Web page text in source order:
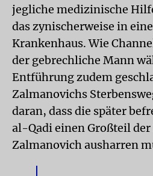
jegliche medizinische
das zynischerweise in
Krankenhaus. Wie
der gebrechliche Mann
Entführung zudem
Zalmanovichs
daran, dass die später
al-Qadi einen Großteil
Zalmanovich ausharren